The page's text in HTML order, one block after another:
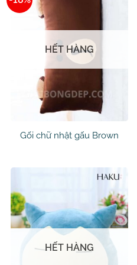
HẾT HÀNG
Gối chữ nhật gấu Brown
HẾT HÀNG